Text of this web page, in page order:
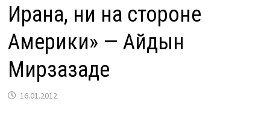
Ирана, ни на стороне
Америки» — Айдын
Мирзазаде
16.01.2012